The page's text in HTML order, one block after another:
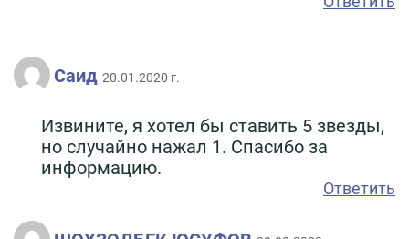
Саид 20.01.2020 г.
Извините, я хотел бы ставить 5 звезды,
но случайно нажал 1. Спасибо за
информацию.
Ответить